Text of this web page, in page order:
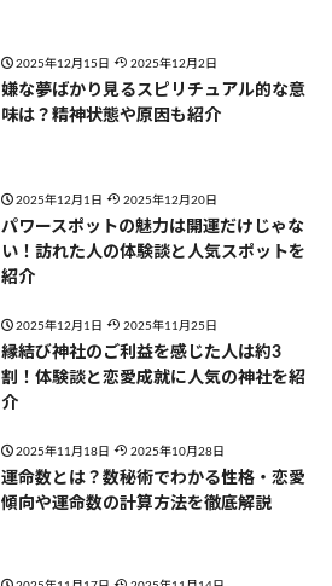
2025年12月15日 2025年12月2日
嫌な夢ばかり見るスピリチュアル的な意
味は？精神状態や原因も紹介
2025年12月1日 2025年12月20日
パワースポットの魅力は開運だけじゃな
い！訪れた人の体験談と人気スポットを
紹介
2025年12月1日 2025年11月25日
縁結び神社のご利益を感じた人は約3
割！体験談と恋愛成就に人気の神社を紹
介
2025年11月18日 2025年10月28日
運命数とは？数秘術でわかる性格・恋愛
傾向や運命数の計算方法を徹底解説